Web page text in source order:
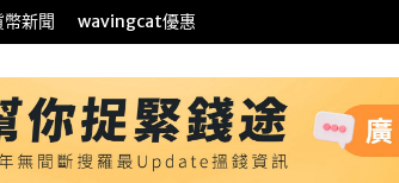
新聞 wavingcat優惠